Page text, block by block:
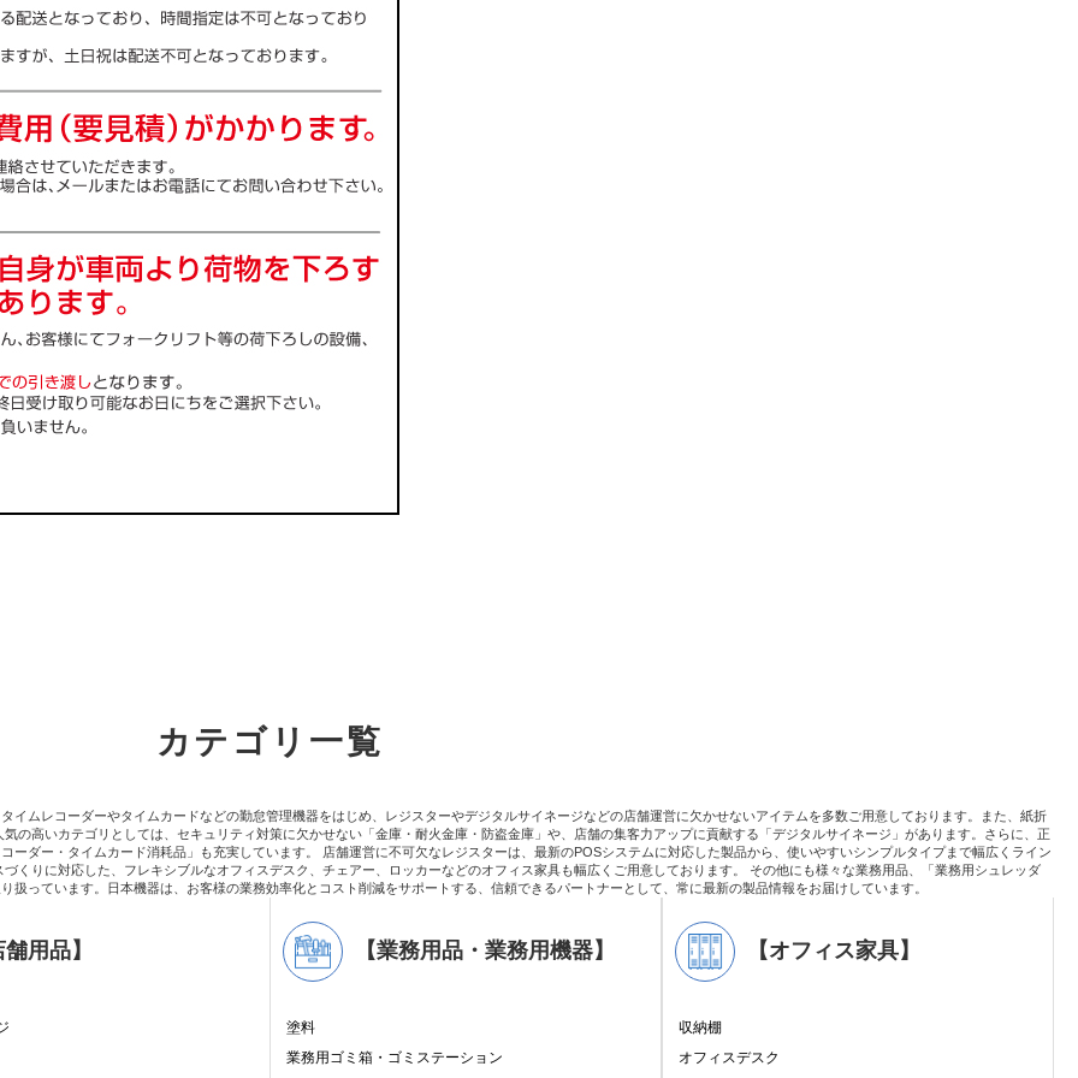
カテゴリ一覧
ムレコーダーやタイムカードなどの勤怠管理機器をはじめ、レジスターやデジタルサイネージなどの店舗運営に欠かせないアイテムを多数ご用意しております。また、紙折
の高いカテゴリとしては、セキュリティ対策に欠かせない「金庫・耐火金庫・防盗金庫」や、店舗の集客力アップに貢献する「デジタルサイネージ」があります。さらに、正
ダー・タイムカード消耗品」も充実しています。 店舗運営に不可欠なレジスターは、最新のPOSシステムに対応した製品から、使いやすいシンプルタイプまで幅広くライン
くりに対応した、フレキシブルなオフィスデスク、チェアー、ロッカーなどのオフィス家具も幅広くご用意しております。 その他にも様々な業務用品、「業務用シュレッダ
っています。日本機器は、お客様の業務効率化とコスト削減をサポートする、信頼できるパートナーとして、常に最新の製品情報をお届けしています。
用品】 【業務用品・業務用機器】
塗料
業務用ゴミ箱・ゴミステーション
【オフィス家具】
収納棚
オフィスデスク